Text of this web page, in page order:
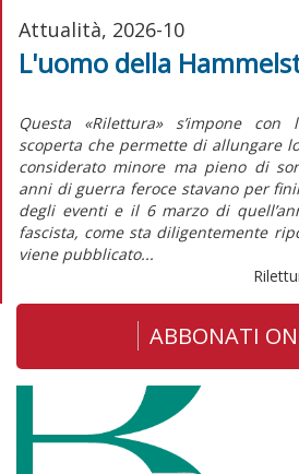
Attualità, 2026-10
L'uomo della
Questa «Rilettura» s’impone con
scoperta che permette di allungare
considerato minore ma pieno di
anni di guerra feroce stavano per
degli eventi e il 6 marzo di
fascista, come sta diligentemente
viene pubblicato...
ABBONATI